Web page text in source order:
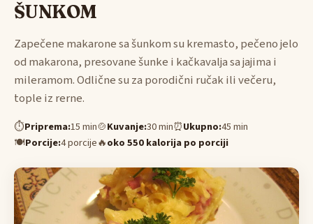
ŠUNKOM
Zapečene makarone sa šunkom su kremasto, pečeno jelo
od makarona, presovane šunke i kačkavalja sa jajima i
mileramom. Odlične su za porodični ručak ili večeru,
tople iz rerne.
⏱Priprema:15 min🍲Kuvanje:30 min⏰Ukupno:45 min
🍽Porcije:4 porcije🔥oko 550 kalorija po porciji